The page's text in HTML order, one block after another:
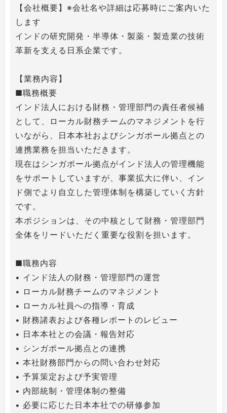
【会社概要】※会社名や詳細は応募時にご案内いた
します
インドの研究開発・半導体・製薬・製造業の技術
革新を支える日系企業です。
【業務内容】
■職務概要
インド法人における財務・管理部門の責任者候補
として、ローカル財務チームのマネジメントを行
いながら、日本本社およびシンガポール拠点との
連携業務を担当いただきます。
現在はシンガポール拠点がインド法人の管理機能
をサポートしていますが、事業拡大に伴い、イン
ド側でより自立した管理体制を構築していく方針
です。
本ポジションは、その中核として財務・管理部門
全体をリードいただく重要な役割を担います。
■職務内容
• インド法人の財務・管理部門の運営
• ローカル財務チームのマネジメント
• ローカル社員への指導・育成
• 財務諸表および各種レポートのレビュー
• 日本本社との会議・報告対応
• シンガポール拠点との連携
• 本社財務部門からの問い合わせ対応
• 予算策定および予実管理
• 内部統制・管理体制の整備
• 必要に応じた日本本社での研修参加